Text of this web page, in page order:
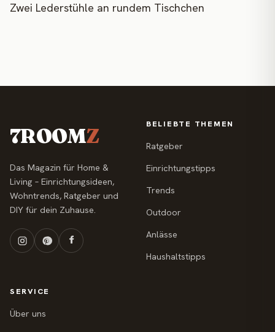
Zwei Lederstühle an rundem Tischchen
7ROOMZ
Das Magazin für Home &
Living – Einrichtungsideen,
Wohntrends, Ratgeber und
DIY für dein Zuhause.
BELIEBTE THEMEN
Ratgeber
Einrichtungstipps
Trends
Outdoor
Anlässe
Haushaltstipps
SERVICE
Über uns